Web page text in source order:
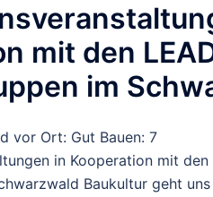
mit den
im
vor Ort: Gut Bauen: 7
in Kooperation mit den
Baukultur geht uns